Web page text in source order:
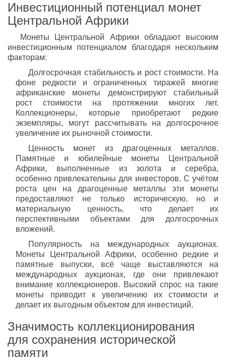
Инвестиционный потенциал монет
Центральной Африки
Монеты Центральной Африки обладают высоким
инвестиционным потенциалом благодаря нескольким
факторам:
Долгосрочная стабильность и рост стоимости. На
фоне редкости и ограниченных тиражей многие
африканские монеты демонстрируют стабильный
рост стоимости на протяжении многих лет.
Коллекционеры, которые приобретают редкие
экземпляры, могут рассчитывать на долгосрочное
увеличение их рыночной стоимости.
Ценность монет из драгоценных металлов.
Памятные и юбилейные монеты Центральной
Африки, выполненные из золота и серебра,
особенно привлекательны для инвесторов. С учётом
роста цен на драгоценные металлы эти монеты
предоставляют не только историческую, но и
материальную ценность, что делает их
перспективными объектами для долгосрочных
вложений.
Популярность на международных аукционах.
Монеты Центральной Африки, особенно редкие и
памятные выпуски, всё чаще выставляются на
международных аукционах, где они привлекают
внимание коллекционеров. Высокий спрос на такие
монеты приводит к увеличению их стоимости и
делает их выгодным объектом для инвестиций.
Значимость коллекционирования
для сохранения исторической
памяти